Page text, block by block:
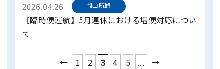
2026.04.26 岡山航路
【臨時便運航】5月連休における増便対応につい
て
← 1 2 3 4 5 ... →